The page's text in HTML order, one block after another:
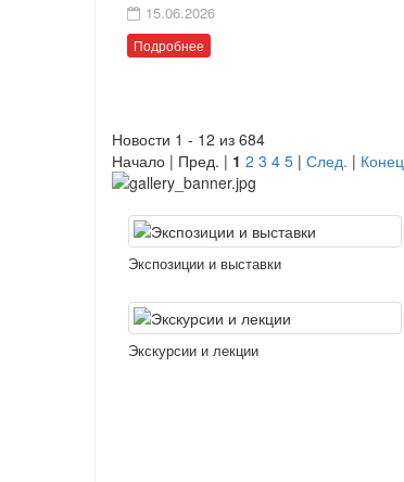
15.06.2026
Подробнее
Новости 1 - 12 из 684
Начало | Пред. | 1 2 3 4 5 | След. | Конец
Экспозиции и выставки
Экскурсии и лекции